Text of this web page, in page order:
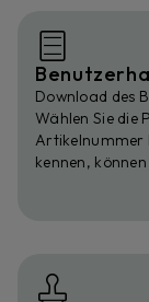
Download des
Wählen Sie die
Artikelnummer
kennen,